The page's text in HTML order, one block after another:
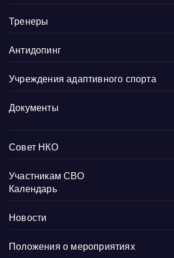
Тренеры
Антидопинг
Учреждения адаптивного спорта
Документы
Совет НКО
Участникам СВО
Календарь
Новости
Положения о мероприятиях